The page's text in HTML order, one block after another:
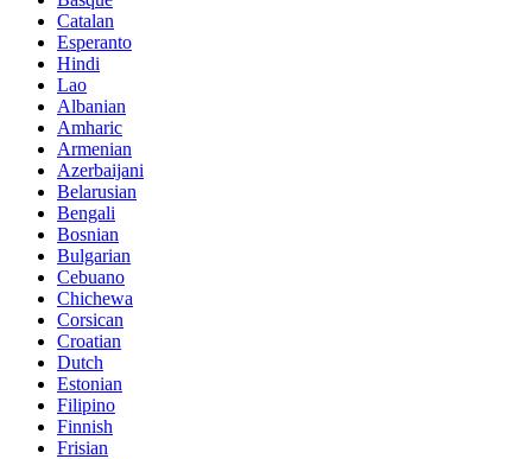
Catalan
Esperanto
Hindi
Lao
Albanian
Amharic
Armenian
Azerbaijani
Belarusian
Bengali
Bosnian
Bulgarian
Cebuano
Chichewa
Corsican
Croatian
Dutch
Estonian
Filipino
Finnish
Frisian